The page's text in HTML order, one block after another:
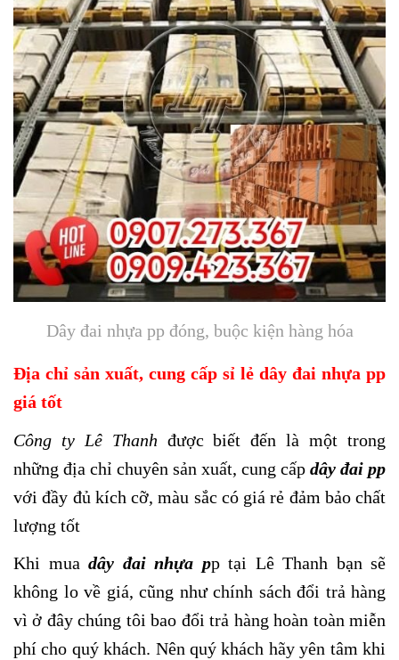
Dây đai nhựa pp đóng, buộc kiện hàng hóa
Địa chỉ sản xuất, cung cấp sỉ lẻ dây đai nhựa pp
giá tốt
Công ty Lê Thanh được biết đến là một trong
những địa chỉ chuyên sản xuất, cung cấp dây đai pp
với đầy đủ kích cỡ, màu sắc có giá rẻ đảm bảo chất
lượng tốt
Khi mua dây đai nhựa pp tại Lê Thanh bạn sẽ
không lo về giá, cũng như chính sách đổi trả hàng
vì ở đây chúng tôi bao đổi trả hàng hoàn toàn miễn
phí cho quý khách. Nên quý khách hãy yên tâm khi